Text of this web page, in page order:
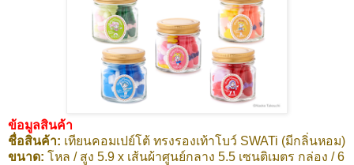
ข้อมูลสินค้า
ชื่อสินค้า: เทียนคอมเปย์โต้ ทรงรองเท้าโบว์ SWATi (มีกลิ่นหอม)
ขนาด: โหล / สูง 5.9 x เส้นผ้าศูนย์กลาง 5.5 เซนติเมตร กล่อง / 6